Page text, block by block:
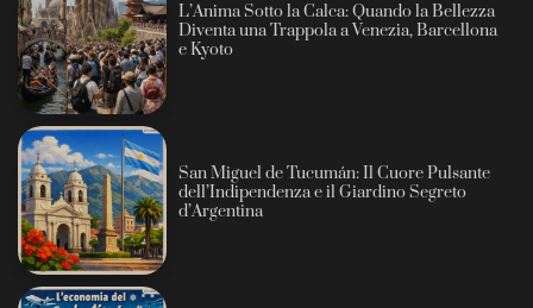
L’Anima Sotto la Calca: Quando la Bellezza
Diventa una Trappola a Venezia, Barcellona
e Kyoto
San Miguel de Tucumán: Il Cuore Pulsante
dell’Indipendenza e il Giardino Segreto
d’Argentina